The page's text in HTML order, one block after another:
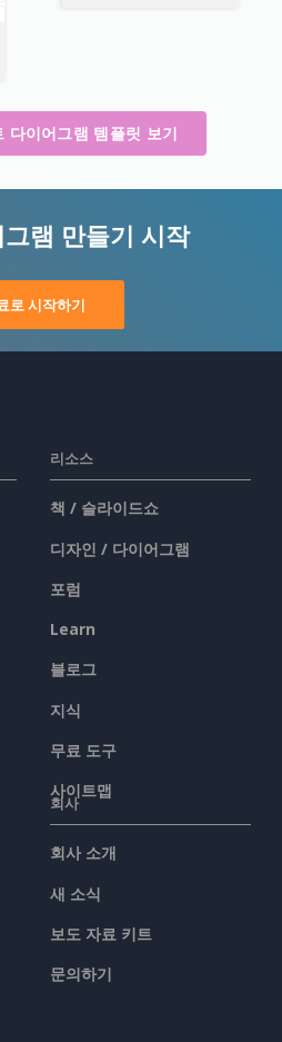
다이어그램 템플릿 보기
램 만들기 시작
로 시작하기
리소스
책 / 슬라이드쇼
디자인 / 다이어그램
포럼
Learn
블로그
지식
무료 도구
사이트맵
회사
회사 소개
새 소식
보도 자료 키트
문의하기